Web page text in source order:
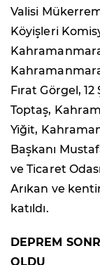
Valisi
Köyişleri
Fırat Görgel,
Toptaş,
Yiğit,
Başkanı
ve Ticaret
Arıkan ve
katıldı.
DEPREM
OLDU